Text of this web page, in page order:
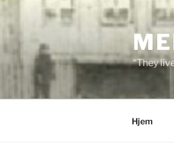
content
“They
Hjem